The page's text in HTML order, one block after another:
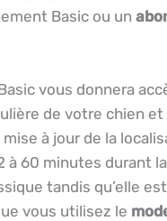
Basic ou un
vous donnera
de votre chien et
à jour de la
à 60 minutes durant la
tandis qu’elle
vous utilisez le